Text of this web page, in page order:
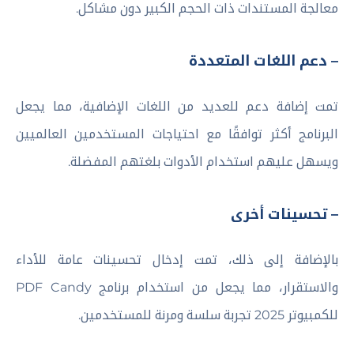
معالجة المستندات ذات الحجم الكبير دون مشاكل.
– دعم اللغات المتعددة
تمت إضافة دعم للعديد من اللغات الإضافية، مما يجعل
البرنامج أكثر توافقًا مع احتياجات المستخدمين العالميين
ويسهل عليهم استخدام الأدوات بلغتهم المفضلة.
– تحسينات أخرى
بالإضافة إلى ذلك، تمت إدخال تحسينات عامة للأداء
والاستقرار، مما يجعل من استخدام برنامج PDF Candy
للكمبيوتر 2025 تجربة سلسة ومرنة للمستخدمين.